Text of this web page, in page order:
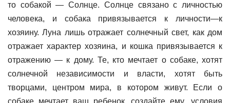
то собакой — Солнце. Солнце связано с личностью
человека, и собака привязывается к личности—к
хозяину. Луна лишь отражает солнечный свет, как дом
отражает характер хозяина, и кошка привязывается к
отражению — к дому. Те, кто мечтает о собаке, хотят
солнечной независимости и власти, хотят быть
творцами, центром мира, в котором живут. Если о